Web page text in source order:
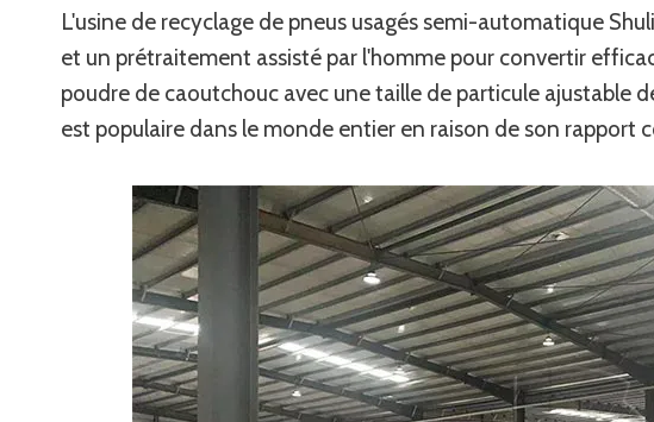
L'usine de recyclage de pneus usagés semi-automatique
et un prétraitement assisté par l'homme pour convertir
poudre de caoutchouc avec une taille de particule ajustable
est populaire dans le monde entier en raison de son rapport